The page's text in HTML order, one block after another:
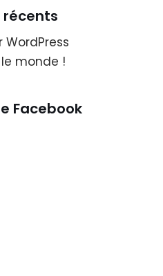
monde !
Facebook​